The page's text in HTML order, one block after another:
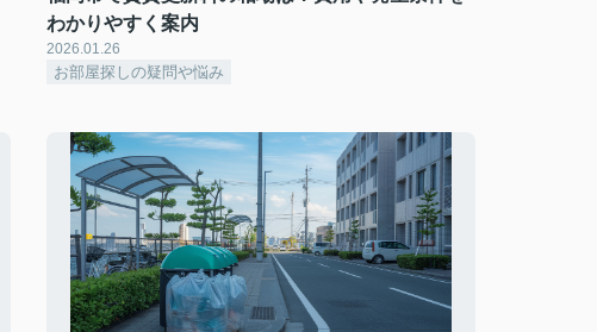
わかりやすく案内
2026.01.26
お部屋探しの疑問や悩み